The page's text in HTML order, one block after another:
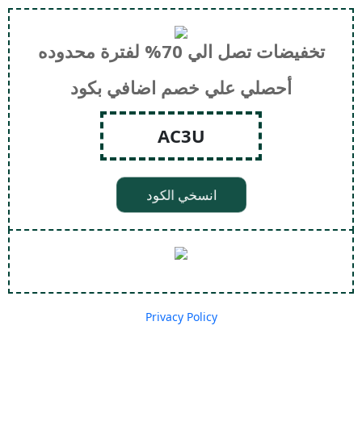
تخفيضات تصل الي 70% لفترة محدوده
أحصلي علي خصم اضافي بكود
AC3U
انسخي الكود
Privacy Policy